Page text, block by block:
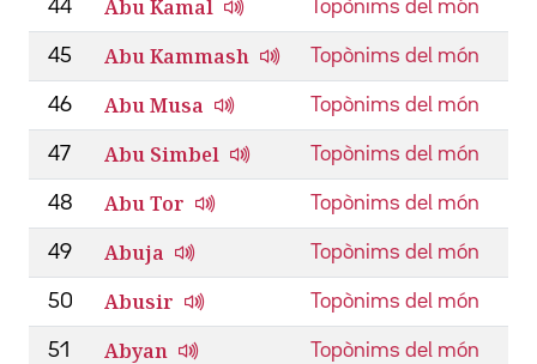
44 Abu Kamal Topònims del món
45 Abu Kammash Topònims del món
46 Abu Musa Topònims del món
47 Abu Simbel Topònims del món
48 Abu Tor Topònims del món
49 Abuja Topònims del món
50 Abusir Topònims del món
51 Abyan Topònims del món